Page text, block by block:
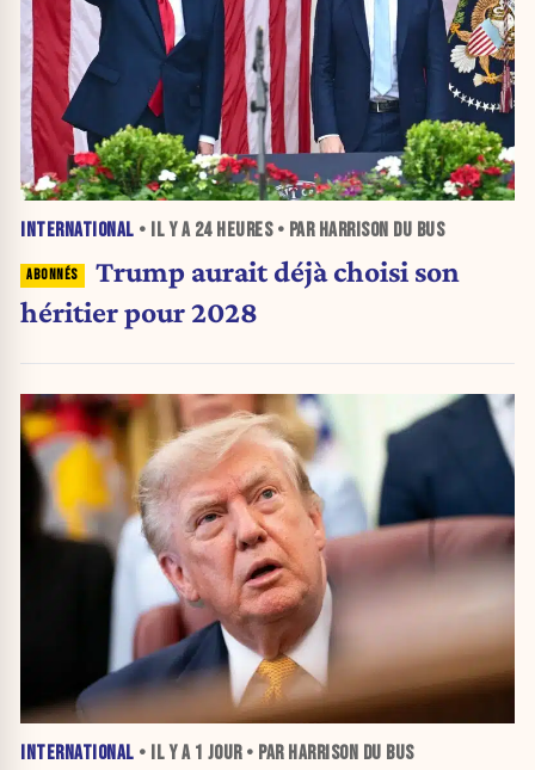
INTERNATIONAL • IL Y A 24 HEURES• PAR HARRISON DU BUS
Trump aurait déjà choisi son
héritier pour 2028
INTERNATIONAL • IL Y A 1 JOUR• PAR HARRISON DU BUS